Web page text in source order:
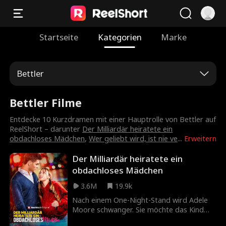
Startseite Kategorien Marke
Bettler
Bettler Filme
Erweitern
Entdecke 10 Kurzdramen mit einer Hauptrolle von Bettler auf
ReelShort – darunter Der Milliardär heiratete ein
obdachloses Mädchen,Wer geliebt wird, ist nie ve...
Der Milliardär heiratete ein
obdachloses Mädchen
3.6M
19.9k
Nach einem One-Night-Stand wird Adele
Moore schwanger. Sie möchte das Kind